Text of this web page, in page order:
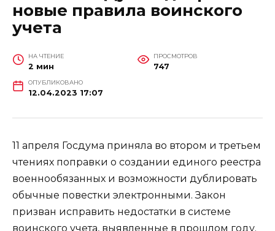
новые правила воинского
учета
НА ЧТЕНИЕ
2 мин
ПРОСМОТРОВ
747
ОПУБЛИКОВАНО
12.04.2023 17:07
11 апреля Госдума приняла во втором и третьем
чтениях поправки о создании единого реестра
военнообязанных и возможности дублировать
обычные повестки электронными. Закон
призван исправить недостатки в системе
воинского учета, выявленные в прошлом году.